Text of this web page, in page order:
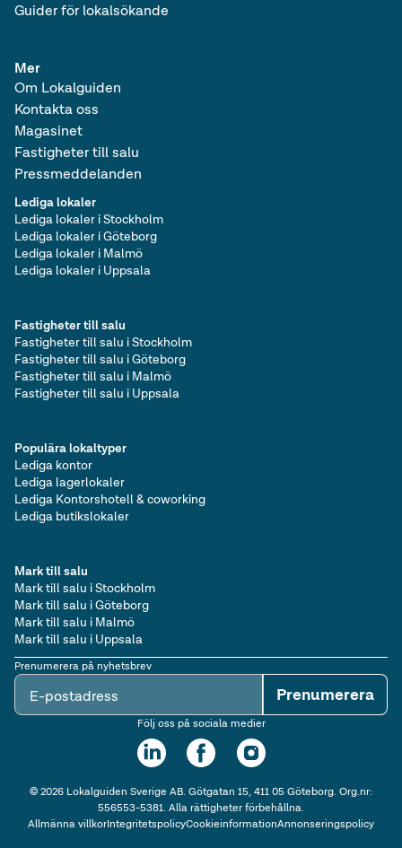
Guider för lokalsökande
Mer
Om Lokalguiden
Kontakta oss
Magasinet
Fastigheter till salu
Pressmeddelanden
Lediga lokaler
Lediga lokaler i Stockholm
Lediga lokaler i Göteborg
Lediga lokaler i Malmö
Lediga lokaler i Uppsala
Populära lokaltyper
Lediga kontor
Lediga lagerlokaler
Lediga Kontorshotell & coworking
Lediga butikslokaler
Fastigheter till salu
Fastigheter till salu i Stockholm
Fastigheter till salu i Göteborg
Fastigheter till salu i Malmö
Fastigheter till salu i Uppsala
Mark till salu
Mark till salu i Stockholm
Mark till salu i Göteborg
Mark till salu i Malmö
Mark till salu i Uppsala
Prenumerera på nyhetsbrev
E-postadress Prenumerera
Följ oss på sociala medier
©2026Lokalguiden Sverige AB. Götgatan 15, 411 05 Göteborg. Org.nr:
556553-5381. Alla rättigheter förbehållna.
Allmänna villkorIntegritetspolicyCookieinformationAnnonseringspolicy